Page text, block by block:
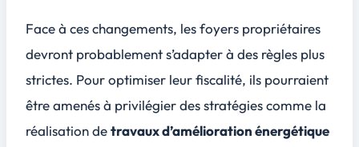
Face à ces changements, les foyers propriétaires
devront probablement s’adapter à des règles plus
strictes. Pour optimiser leur fiscalité, ils pourraient
être amenés à privilégier des stratégies comme la
réalisation detravaux d’amélioration énergétique